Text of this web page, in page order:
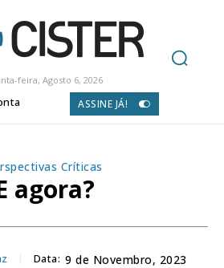
feira, Agosto 6, 2026
ASSINE JÁ!
Críticas
agora?
Data: 9 de Novembro, 2023